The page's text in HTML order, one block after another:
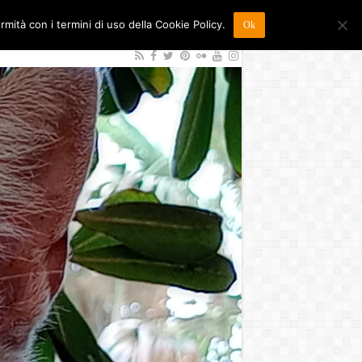
Sostienici Contatti
con i termini di uso della Cookie Policy. Ok